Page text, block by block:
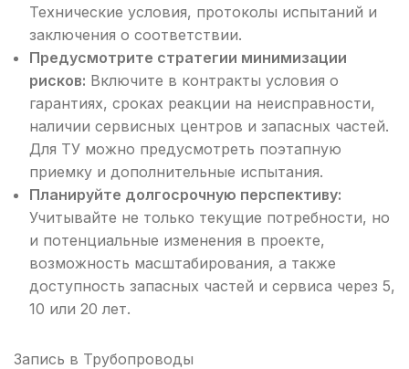
Технические условия, протоколы испытаний и
заключения о соответствии.
Предусмотрите стратегии минимизации
рисков: Включите в контракты условия о
гарантиях, сроках реакции на неисправности,
наличии сервисных центров и запасных частей.
Для ТУ можно предусмотреть поэтапную
приемку и дополнительные испытания.
Планируйте долгосрочную перспективу:
Учитывайте не только текущие потребности, но
и потенциальные изменения в проекте,
возможность масштабирования, а также
доступность запасных частей и сервиса через 5,
10 или 20 лет.
Запись в Трубопроводы